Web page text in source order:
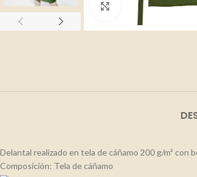
Clic para ampliar
Delantal realizado en tela de cáñamo 200 g/m² con
Composición: Tela de cáñamo